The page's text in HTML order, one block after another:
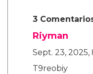
3
Riyman
Sept. 23, 2025,
T9reobiy